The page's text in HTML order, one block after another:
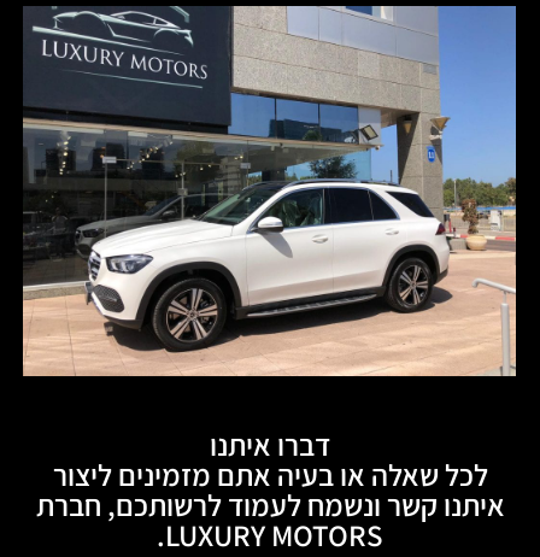
דברו איתנו
לכל שאלה או בעיה אתם מזמינים ליצור
איתנו קשר ונשמח לעמוד לרשותכם, חברת
LUXURY MOTORS.